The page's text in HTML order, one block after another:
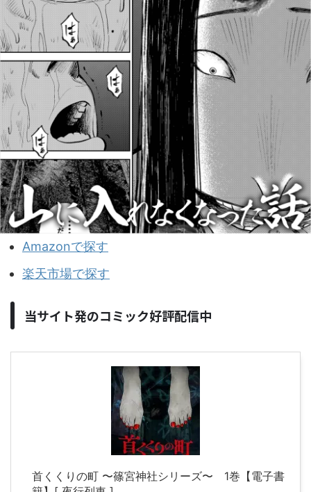
Amazonで探す
楽天市場で探す
当サイト発のコミック好評配信中
首くくりの町 〜篠宮神社シリーズ〜 1巻【電子書